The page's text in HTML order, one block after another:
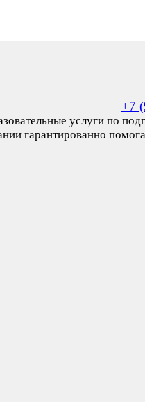
+7
услуги по
гарантированно